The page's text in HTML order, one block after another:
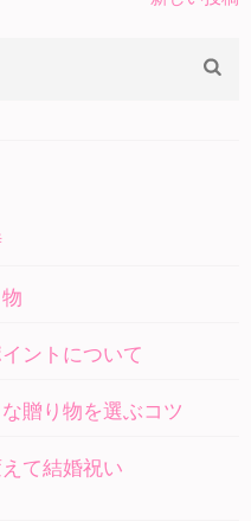
ントについて
贈り物を選ぶコツ
て結婚祝い